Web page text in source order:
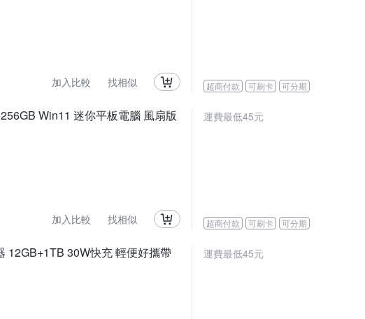
加入比較 找相似 超商付款 可刷卡 可分期
Win11 迷你平板電腦 風扇版
加入比較 找相似
運費最低45元
超商付款 可刷卡 可分期
12GB+1TB 30W快充 輕便好攜帶 運費最低45元